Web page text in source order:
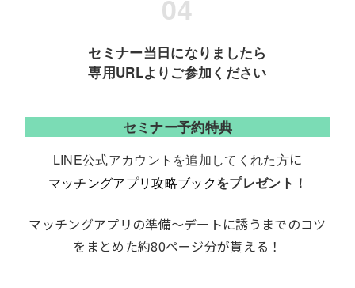
セミナー当日になりましたら
専用URLよりご参加ください
セミナー予約特典
LINE公式アカウントを追加してくれた方に
マッチングアプリ攻略ブックをプレゼント！
マッチングアプリの準備～デートに誘うまでのコツ
をまとめた約80ページ分が貰える！